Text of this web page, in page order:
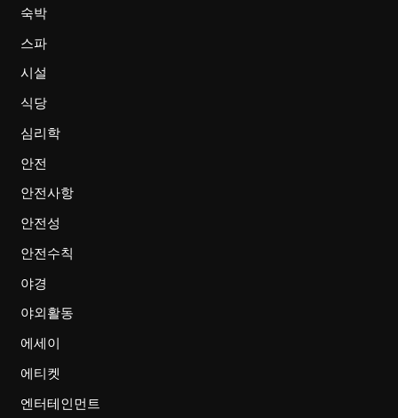
숙박
스파
시설
식당
심리학
안전
안전사항
안전성
안전수칙
야경
야외활동
에세이
에티켓
엔터테인먼트